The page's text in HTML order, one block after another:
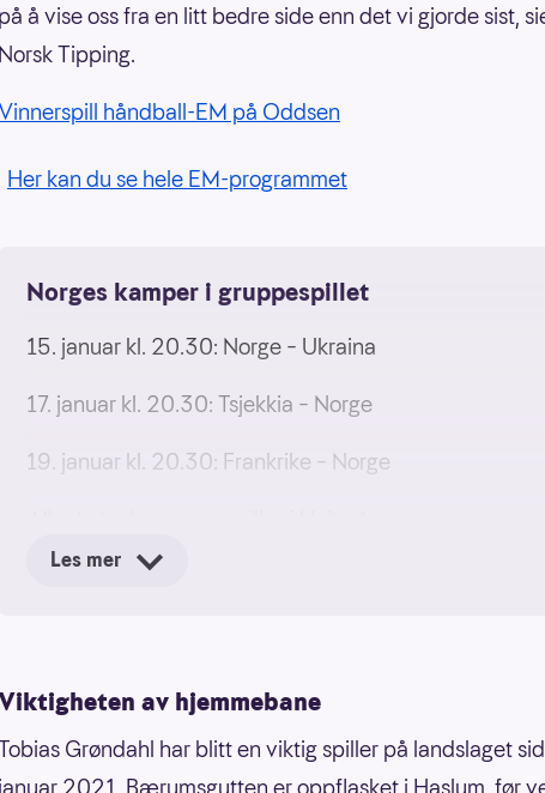
på å vise oss fra en litt bedre side enn det vi gjorde sist,
Norsk Tipping.
håndball-EM på Oddsen
Her kan du se hele EM-programmet
Norges kamper i gruppespillet
15. januar kl. 20.30: Norge – Ukraina
17. januar kl. 20.30: Tsjekkia – Norge
19. januar kl. 20.30: Frankrike – Norge
Les mer
av hjemmebane
Grøndahl har blitt en viktig spiller på landslaget